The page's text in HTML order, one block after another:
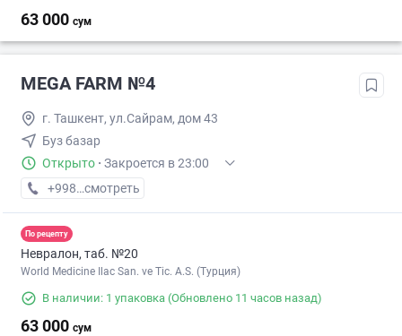
63 000 сум
MEGA FARM №4
г. Ташкент, ул.Сайрам, дом 43
Буз базар
Открыто · Закроется в 23:00
+998 (55) XXX-XX-XX
смотреть
По рецепту
Невралон, таб. №20
World Medicine Ilac San. ve Tic. A.S. (Турция)
В наличии: 1 упаковка (Обновлено 11 часов назад)
63 000 сум